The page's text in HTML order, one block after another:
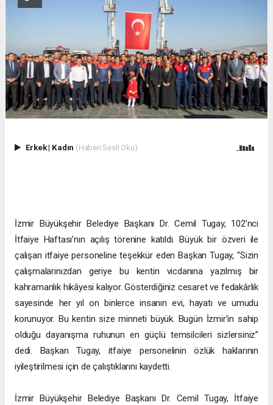
Erkek| Kadın (Haberi Sesli Oku)
İzmir Büyükşehir Belediye Başkanı Dr. Cemil Tugay, 102’nci
İtfaiye Haftası’nın açılış törenine katıldı. Büyük bir özveri ile
çalışan itfaiye personeline teşekkür eden Başkan Tugay, “Sizin
çalışmalarınızdan geriye bu kentin vicdanına yazılmış bir
kahramanlık hikâyesi kalıyor. Gösterdiğiniz cesaret ve fedakârlık
sayesinde her yıl on binlerce insanın evi, hayatı ve umudu
korunuyor. Bu kentin size minneti büyük. Bugün İzmir’in sahip
olduğu dayanışma ruhunun en güçlü temsilcileri sizlersiniz”
dedi. Başkan Tugay, itfaiye personelinin özlük haklarının
iyileştirilmesi için de çalıştıklarını kaydetti.
İzmir Büyükşehir Belediye Başkanı Dr. Cemil Tugay, İtfaiye